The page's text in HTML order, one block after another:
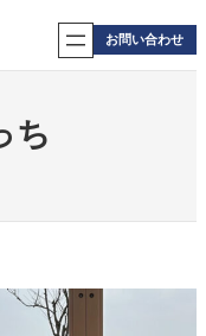
お問い合わせ
ち